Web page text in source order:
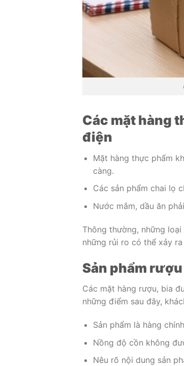
Các mặt hàng
điện
Mặt hàng thực phẩm
càng.
Các sản phẩm chai lọ
Nước mắm, dầu ăn
Thông thường, những
những rủi ro có thể xảy
Sản phẩm rượu
Các mặt hàng rượu, bia
những điểm sau đây,
Sản phẩm là hàng
Nồng độ cồn không
Nêu rõ nội dung sản